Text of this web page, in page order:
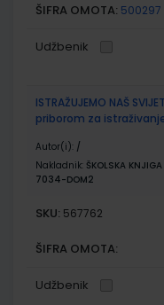
ŠIFRA OMOTA: 500297
Udžbenik
ISTRAŽUJEMO NAŠ
priborom za
Autor(i): /
Nakladnik: ŠKOLSKA
7034-DOM2
SKU: 567762
ŠIFRA OMOTA:
Udžbenik